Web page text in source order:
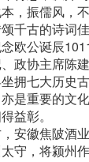
，振儒风，
千古的诗词
欧公诞辰
政协主席陈
拥七大历史
是重要的文
益彰。
安徽焦陂酒
守，将颍州